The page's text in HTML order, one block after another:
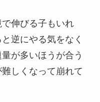
伸びる子もいれ
逆にやる気をなく
が多いほうが合う
しくなって崩れて